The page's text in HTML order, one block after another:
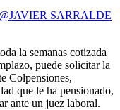
@JAVIER SARRALDE
la semanas cotizada
puede solicitar la
Colpensiones,
que le ha pensionado,
ante un juez laboral.